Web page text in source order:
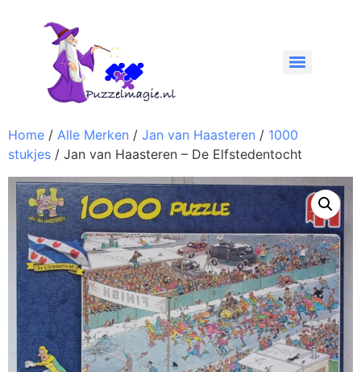
Home / Alle Merken / Jan van Haasteren / 1000
stukjes / Jan van Haasteren – De Elfstedentocht